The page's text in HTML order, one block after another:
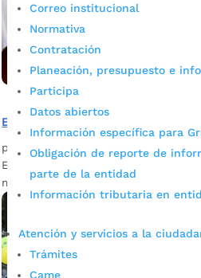
Correo institucional
Normativa
Contratación
Planeación, presupuesto e
Participa
Datos abiertos
Información específica para
Obligación de reporte de
parte de la entidad
Información tributaria en
Atención y servicios a la
Trámites
Came
Estas son las medidas de
por Alcaldía de Bucaramanga |Dic
Estas son las medidas que
marco del´Plan Navidad´para esta